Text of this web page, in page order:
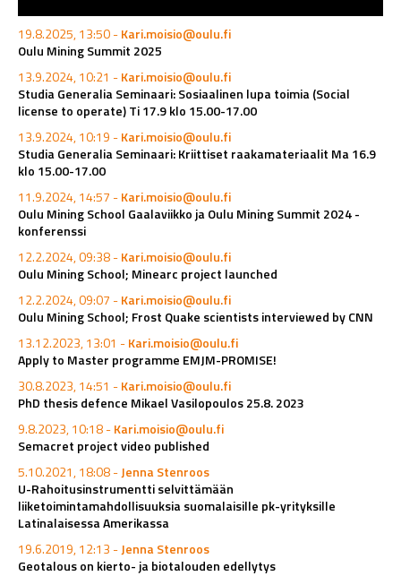
19.8.2025, 13:50 -Kari.moisio@oulu.fi
Oulu Mining Summit 2025
13.9.2024, 10:21 -Kari.moisio@oulu.fi
Studia Generalia Seminaari: Sosiaalinen lupa toimia (Social
license to operate) Ti 17.9 klo 15.00-17.00
13.9.2024, 10:19 -Kari.moisio@oulu.fi
Studia Generalia Seminaari: Kriittiset raakamateriaalit Ma 16.9
klo 15.00-17.00
11.9.2024, 14:57 -Kari.moisio@oulu.fi
Oulu Mining School Gaalaviikko ja Oulu Mining Summit 2024 -
konferenssi
12.2.2024, 09:38 -Kari.moisio@oulu.fi
Oulu Mining School; Minearc project launched
12.2.2024, 09:07 -Kari.moisio@oulu.fi
Oulu Mining School; Frost Quake scientists interviewed by CNN
13.12.2023, 13:01 -Kari.moisio@oulu.fi
Apply to Master programme EMJM-PROMISE!
30.8.2023, 14:51 -Kari.moisio@oulu.fi
PhD thesis defence Mikael Vasilopoulos 25.8. 2023
9.8.2023, 10:18 -Kari.moisio@oulu.fi
Semacret project video published
5.10.2021, 18:08 -Jenna Stenroos
U-Rahoitusinstrumentti selvittämään
liiketoimintamahdollisuuksia suomalaisille pk-yrityksille
Latinalaisessa Amerikassa
19.6.2019, 12:13 -Jenna Stenroos
Geotalous on kierto- ja biotalouden edellytys